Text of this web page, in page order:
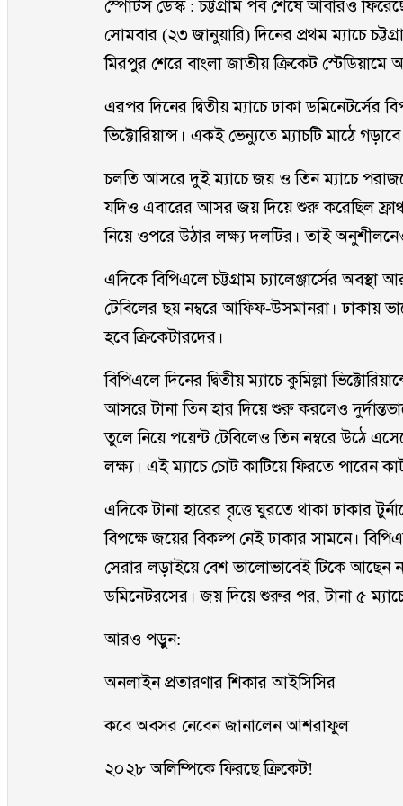
স্পোর্টস ডেস্ক : চট্টগ্রাম পর্ব শেষে আবারও
সোমবার (২৩ জানুয়ারি) দিনের প্রথম ম্যাচে
মিরপুর শেরে বাংলা জাতীয় ক্রিকেট
এরপর দিনের দ্বিতীয় ম্যাচে ঢাকা ডমিনেটর্সের
ভিক্টোরিয়ান্স। একই ভেন্যুতে ম্যাচটি মাঠে
চলতি আসরে দুই ম্যাচে জয় ও তিন ম্যাচে
যদিও এবারের আসর জয় দিয়ে শুরু করেছিল
নিয়ে ওপরে উঠার লক্ষ্য দলটির। তাই
এদিকে বিপিএলে চট্টগ্রাম চ্যালেঞ্জার্সের
টেবিলের ছয় নম্বরে আফিফ-উসমানরা। ঢাকায়
হবে ক্রিকেটারদের।
বিপিএলে দিনের দ্বিতীয় ম্যাচে কুমিল্লা
আসরে টানা তিন হার দিয়ে শুরু করলেও
তুলে নিয়ে পয়েন্ট টেবিলেও তিন নম্বরে উঠে
লক্ষ্য। এই ম্যাচে চোট কাটিয়ে ফিরতে পারেন
এদিকে টানা হারের বৃত্তে ঘুরতে থাকা ঢাকার
বিপক্ষে জয়ের বিকল্প নেই ঢাকার সামনে।
সেরার লড়াইয়ে বেশ ভালোভাবেই টিকে আছেন
ডমিনেটরসের। জয় দিয়ে শুরুর পর, টানা ৫
আরও পড়ুন:
অনলাইন প্রতারণার শিকার আইসিসির
কবে অবসর নেবেন জানালেন আশরাফুল
২০২৮ অলিম্পিকে ফিরছে ক্রিকেট!